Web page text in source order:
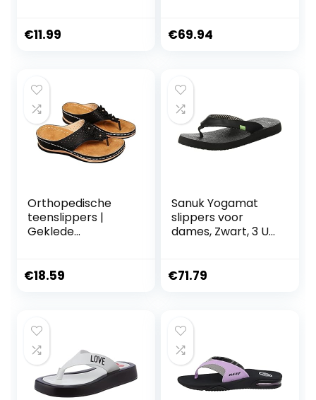
schuimrubber, plat
€11.99 €69.94
Orthopedische
teenslippers |
Geklede
voetboogsteun,Sli
uning Travel
sandalen Qihuyi
€18.59
Sanuk Yogamat
slippers voor
dames, Zwart, 3 UK
€71.79